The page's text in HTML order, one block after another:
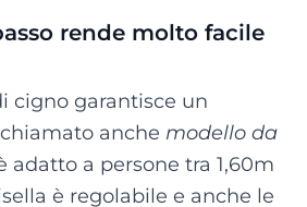
rende molto facile
cigno garantisce un
anche modello da
adatto a persone tra 1,60m
è regolabile e anche le